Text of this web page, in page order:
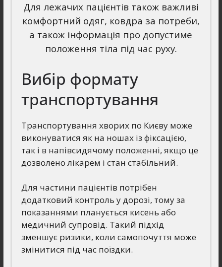
Для лежачих пацієнтів також важливі
комфортний одяг, ковдра за потреби,
а також інформація про допустиме
положення тіла під час руху.
Вибір формату
транспортування
Транспортування хворих по Києву може
виконуватися як на ношах із фіксацією,
так і в напівсидячому положенні, якщо це
дозволено лікарем і стан стабільний.
Для частини пацієнтів потрібен
додатковий контроль у дорозі, тому за
показаннями планується кисень або
медичний супровід. Такий підхід
зменшує ризики, коли самопочуття може
змінитися під час поїздки.